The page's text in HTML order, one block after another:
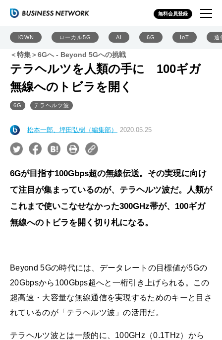
無料会員登録
IOWN ローカル5G AI 6G IoT 通
＜特集＞6Gへ - Beyond 5Gへの挑戦
テラヘルツを人類の手に 100ギガ
無線へのトビラを開く
6G テラヘルツ波
松本一郎、坪田弘樹（編集部） 2020.05.25
6Gが目指す100Gbps超の無線伝送。その実現に向け
て注目が集まっているのが、テラヘルツ波だ。人類が
これまで使いこなせなかった300GHz帯が、100ギガ
無線へのトビラを開く切り札になる。
Beyond 5Gの時代には、データレートの目標値が5Gの
20Gbpsから100Gbps超へと一桁引き上げられる。この
超高速・大容量な無線通信を実現するためのキーと目さ
れているのが「テラヘルツ波」の活用だ。
テラヘルツ波とは一般的に、100GHz（0.1THz）から